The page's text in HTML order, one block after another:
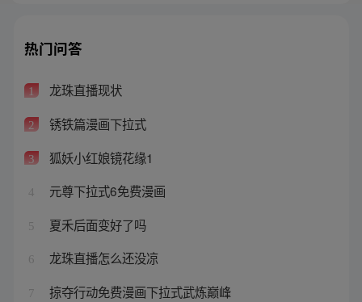
热门问答
1 龙珠直播现状
2 锈铁篇漫画下拉式
3 狐妖小红娘镜花缘1
4 元尊下拉式6免费漫画
5 夏禾后面变好了吗
6 龙珠直播怎么还没凉
7 掠夺行动免费漫画下拉式武炼巅峰